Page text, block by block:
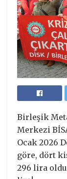
Birleşik
Merkezi
Ocak 2026
göre, dört
296 lira